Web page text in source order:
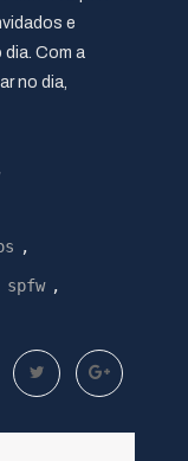
e
Com a
no dia,
,
spfw ,